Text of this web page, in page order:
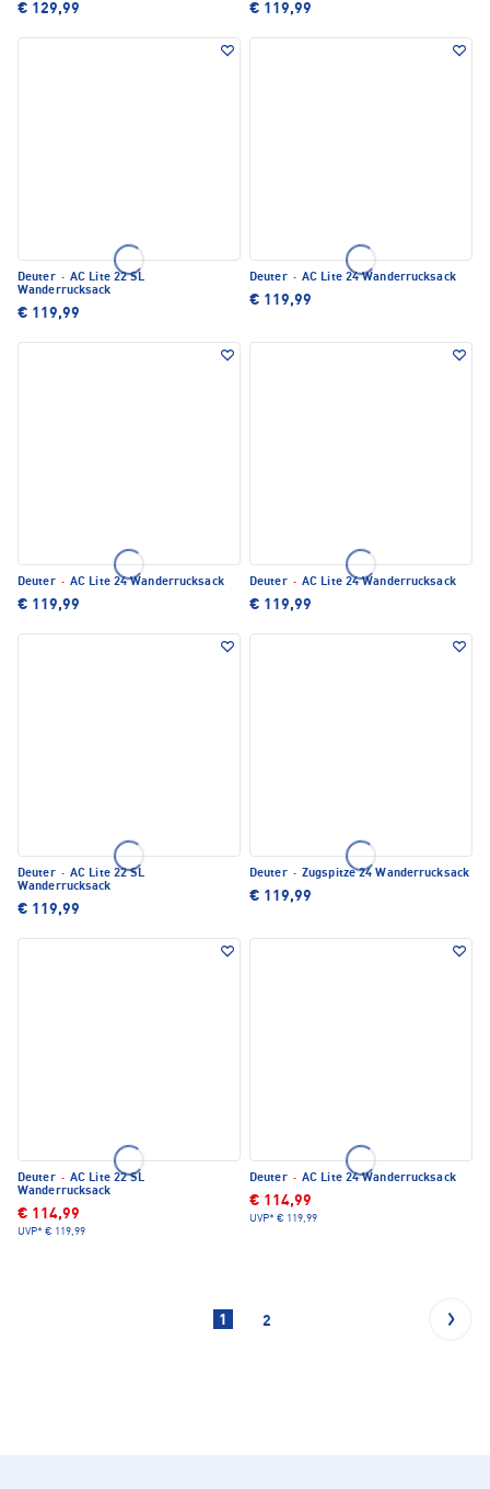
€ 129,99 € 119,99
Deuter · AC Lite 22 SL
Wanderrucksack
€ 119,99
Deuter · AC Lite 24 Wanderrucksack
€ 119,99
Deuter · AC Lite 24 Wanderrucksack
€ 119,99
Deuter · AC Lite 24 Wanderrucksack
€ 119,99
Deuter · AC Lite 22 SL
Wanderrucksack
€ 119,99
Deuter · Zugspitze 24 Wanderrucksack
€ 119,99
Deuter · AC Lite 22 SL
Wanderrucksack
€ 114,99
UVP* € 119,99
Deuter · AC Lite 24 Wanderrucksack
€ 114,99
UVP* € 119,99
1 2